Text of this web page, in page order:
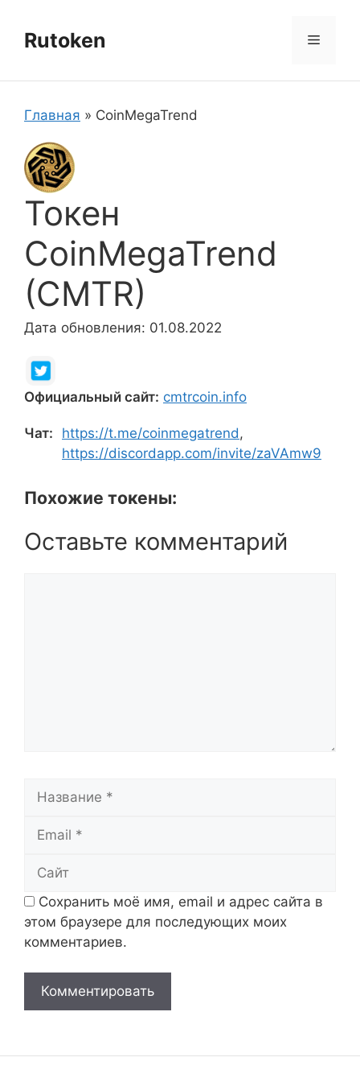
содержимому
Rutoken Меню
Главная » CoinMegaTrend
Токен
CoinMegaTrend
(CMTR)
Дата обновления: 01.08.2022
Официальный сайт: cmtrcoin.info
Чат: https://t.me/coinmegatrend,
https://discordapp.com/invite/zaVAmw9
Похожие токены:
Оставьте комментарий
Сохранить моё имя, email и адрес сайта в
этом браузере для последующих моих
комментариев.